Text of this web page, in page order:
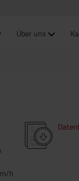
Über uns
h